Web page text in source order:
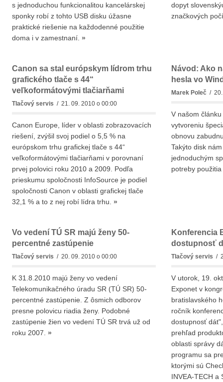
s jednoduchou funkcionalitou kancelárskej
sponky robí z tohto USB disku úžasne
praktické riešenie na každodenné použitie
doma i v zamestnaní. »
dopyt
značkových
Canon sa stal európskym lídrom trhu
grafického tlače s 44“
veľkoformátovými tlačiarňami
Tlačový servis / 21. 09. 2010 o 00:00
Canon Europe, líder v oblasti zobrazovacích
riešení, zvýšil svoj podiel o 5,5 % na
európskom trhu grafickej tlače s 44“
veľkoformátovými tlačiarňami v porovnaní
prvej polovici roku 2010 a 2009. Podľa
prieskumu spoločnosti InfoSource je podiel
spoločnosti Canon v oblasti grafickej tlače
32,1 % a to z nej robí lídra trhu. »
Návod: Ako
hesla vo
Marek Poleč/ 20.
V našom
vytvoreniu
obnovu
Takýto disk
jednoduchým
potreby
Vo vedení TÚ SR majú ženy 50-
percentné zastúpenie
Tlačový servis / 20. 09. 2010 o 00:00
K 31.8.2010 majú ženy vo vedení
Telekomunikačného úradu SR (TÚ SR) 50-
percentné zastúpenie. Z ôsmich odborov
presne polovicu riadia ženy. Podobné
zastúpenie žien vo vedení TÚ SR trvá už od
roku 2007. »
Konferencia
dostupnosť
Tlačový servis /
V utorok, 19.
Exponet v
bratislavského
ročník
dostupnosť
prehľad
oblasti správy
programu sa
ktorými sú
INVEA-TECH a